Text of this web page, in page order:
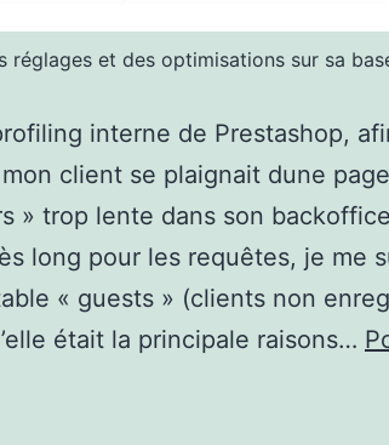
réglages et des optimisations sur sa
interne de Prestashop,
client se plaignait dune page
» trop lente dans son
long pour les requêtes, je me
« guests » (clients non
était la principale raisons…